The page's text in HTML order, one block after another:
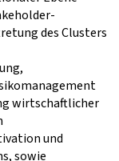
des Clusters
wirtschaftlicher
und
sowie